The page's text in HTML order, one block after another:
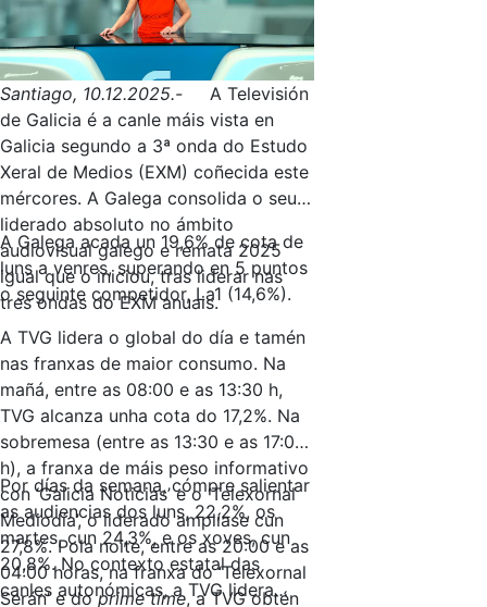
Santiago, 10.12.2025.-
A Televisión
de Galicia é a canle máis vista en
Galicia segundo a 3ª onda do Estudo
Xeral de Medios (EXM) coñecida este
mércores. A Galega consolida o seu
liderado absoluto no ámbito
audiovisual galego e remata 2025
igual que o iniciou, tras liderar nas
tres ondas do EXM anuais.
A Galega acada un 19,6% de cota de
luns a venres, superando en 5 puntos
o seguinte competidor, La1 (14,6%).
A TVG lidera o global do día e tamén
nas franxas de maior consumo. Na
mañá, entre as 08:00 e as 13:30 h,
TVG alcanza unha cota do 17,2%. Na
sobremesa (entre as 13:30 e as 17:00
h), a franxa de máis peso informativo
con ‘Galicia Noticias’ e o ‘Telexornal
Mediodía’, o liderado amplíase cun
27,8%. Pola noite, entre as 20:00 e as
04:00 horas, na franxa do ‘Telexornal
Serán’ e doprime time, a TVG obtén
Por días da semana, cómpre salientar
as audiencias dos luns, 22,2%, os
martes, cun 24,3%, e os xoves, cun
20,8%. No contexto estatal das
canles autonómicas, a TVG lidera